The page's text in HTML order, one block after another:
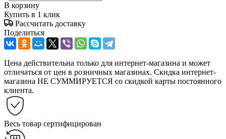
В корзину
Купить в 1 клик
Рассчитать доставку
Поделиться
Цена действительна только для интернет-магазина и может
отличаться от цен в розничных магазинах. Скидка интернет-
магазина НЕ СУММИРУЕТСЯ со скидкой карты постоянного
клиента.
Весь товар сертифицирован